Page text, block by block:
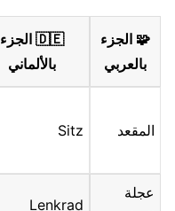
🧩 الجزء
بالعربي
🇩🇪 الجزء
بالألماني
المقعد Sitz
عجلة
Lenkrad